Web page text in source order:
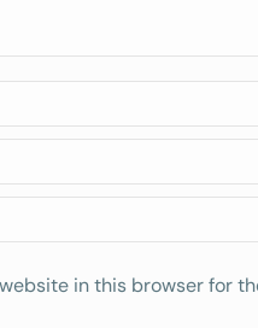
in this browser for